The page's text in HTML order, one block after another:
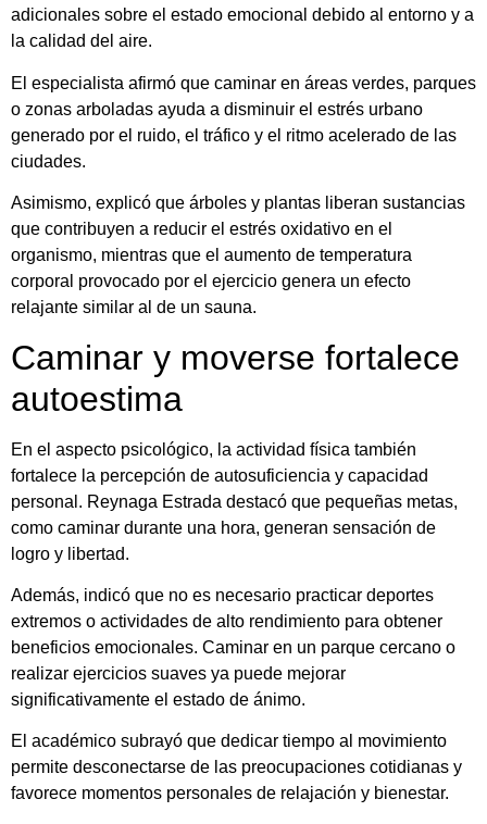
adicionales sobre el estado emocional debido al entorno y a
la calidad del aire.
El especialista afirmó que caminar en áreas verdes, parques
o zonas arboladas ayuda a disminuir el estrés urbano
generado por el ruido, el tráfico y el ritmo acelerado de las
ciudades.
Asimismo, explicó que árboles y plantas liberan sustancias
que contribuyen a reducir el estrés oxidativo en el
organismo, mientras que el aumento de temperatura
corporal provocado por el ejercicio genera un efecto
relajante similar al de un sauna.
Caminar y moverse fortalece
autoestima
En el aspecto psicológico, la actividad física también
fortalece la percepción de autosuficiencia y capacidad
personal. Reynaga Estrada destacó que pequeñas metas,
como caminar durante una hora, generan sensación de
logro y libertad.
Además, indicó que no es necesario practicar deportes
extremos o actividades de alto rendimiento para obtener
beneficios emocionales. Caminar en un parque cercano o
realizar ejercicios suaves ya puede mejorar
significativamente el estado de ánimo.
El académico subrayó que dedicar tiempo al movimiento
permite desconectarse de las preocupaciones cotidianas y
favorece momentos personales de relajación y bienestar.